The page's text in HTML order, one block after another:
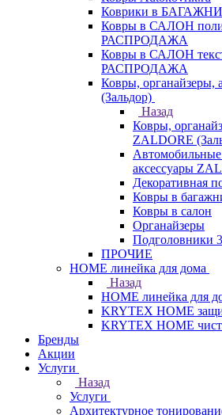
Коврики в
Ковры в САЛОН
РАСПРОДАЖА
Ковры в САЛОН
РАСПРОДАЖА
Ковры, органайзеры,
(Зальдор)
Назад
Ковры,
ZALDORE
аксессуары
Декоративная
Ковры в
Ковры в салон
Органайзеры
Подголовники
ПРОЧИЕ
HOME линейка для дома
Назад
HOME линейка для
KRYTEX HOME
KRYTEX HOME
Бренды
Акции
Услуги
Назад
Услуги
Архитектурное